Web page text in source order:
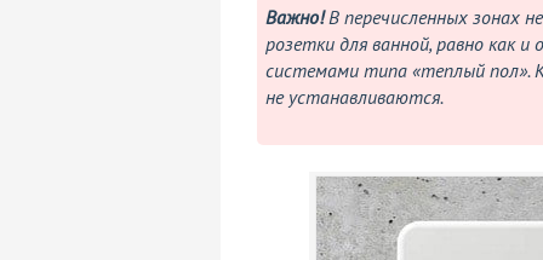
Важно!В перечисленных зонах
розетки для ванной, равно как и
системами типа «теплый пол».
не устанавливаются.